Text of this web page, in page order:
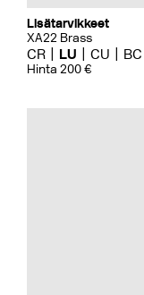
Lisätarvikkeet
XA22 Brass
CR LU CU BC
Hinta 200 €